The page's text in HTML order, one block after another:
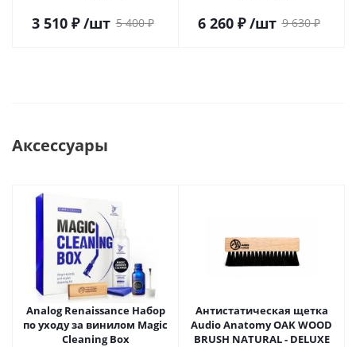
3 510₽ /шт 5 400₽ 6 260₽ /шт 9 630₽
Аксессуары
Analog Renaissance Набор
по уходу за винилом Magic
Cleaning Box
Антистатическая щетка
Audio Anatomy OAK WOOD
BRUSH NATURAL - DELUXE